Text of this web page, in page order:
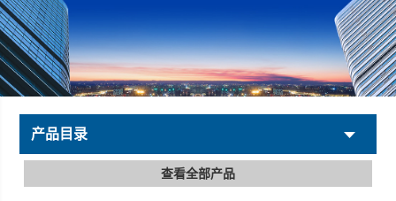
产品目录
查看全部产品